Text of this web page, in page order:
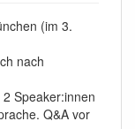
(im 3.
nach
Speaker:innen
Q&A vor